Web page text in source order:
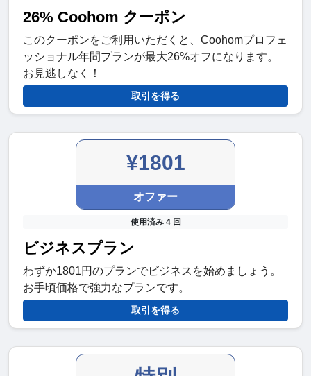
26% Coohom クーポン
このクーポンをご利用いただくと、Coohomプロフェ
ッショナル年間プランが最大26%オフになります。
お見逃しなく！
取引を得る
¥1801
オファー
使用済み 4 回
ビジネスプラン
わずか1801円のプランでビジネスを始めましょう。
お手頃価格で強力なプランです。
取引を得る